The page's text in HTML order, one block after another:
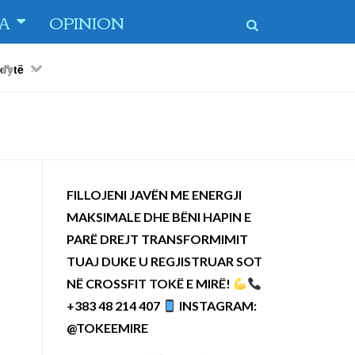
OPINION
-
PreviousNext
FILLOJENI JAVËN ME ENERGJI
MAKSIMALE DHE BËNI HAPIN E
PARË DREJT TRANSFORMIMIT
TUAJ DUKE U REGJISTRUAR SOT
NË CROSSFIT TOKË E MIRË!
+383 48 214 407
INSTAGRAM:
@TOKEEMIRE